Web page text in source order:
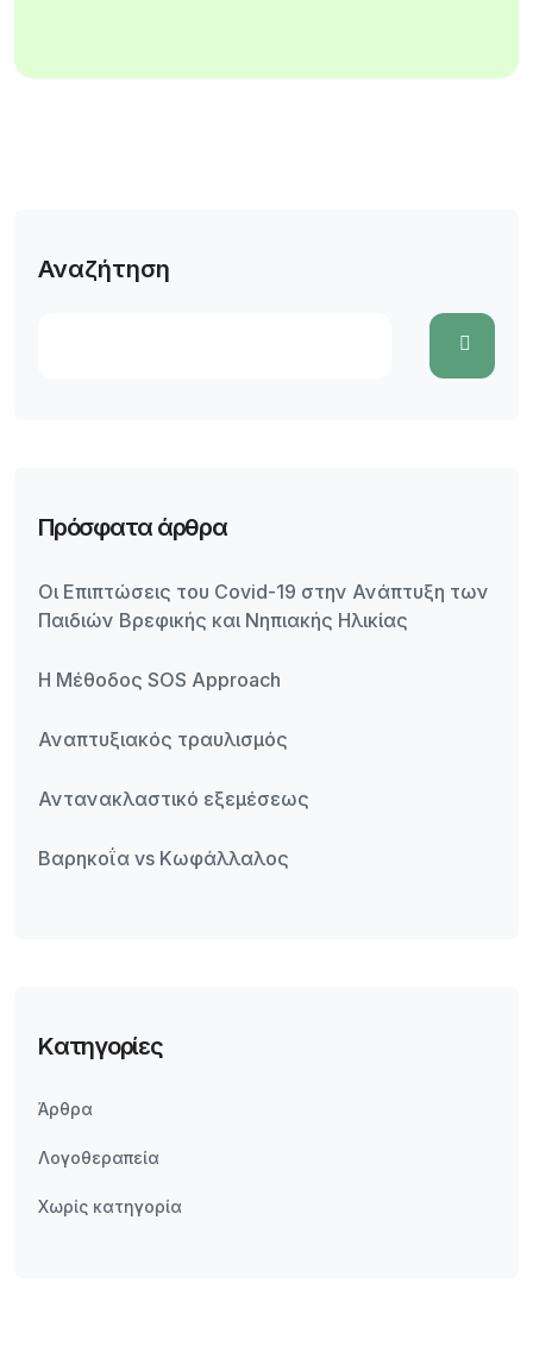
Αναζήτηση
Πρόσφατα άρθρα
Οι Επιπτώσεις του Covid-19 στην Ανάπτυξη των
Παιδιών Βρεφικής και Νηπιακής Ηλικίας
Η Μέθοδος SOS Approach
Αναπτυξιακός τραυλισμός
Αντανακλαστικό εξεμέσεως
Βαρηκοΐα vs Κωφάλλαλος
Kατηγορίες
Άρθρα
Λογοθεραπεία
Χωρίς κατηγορία